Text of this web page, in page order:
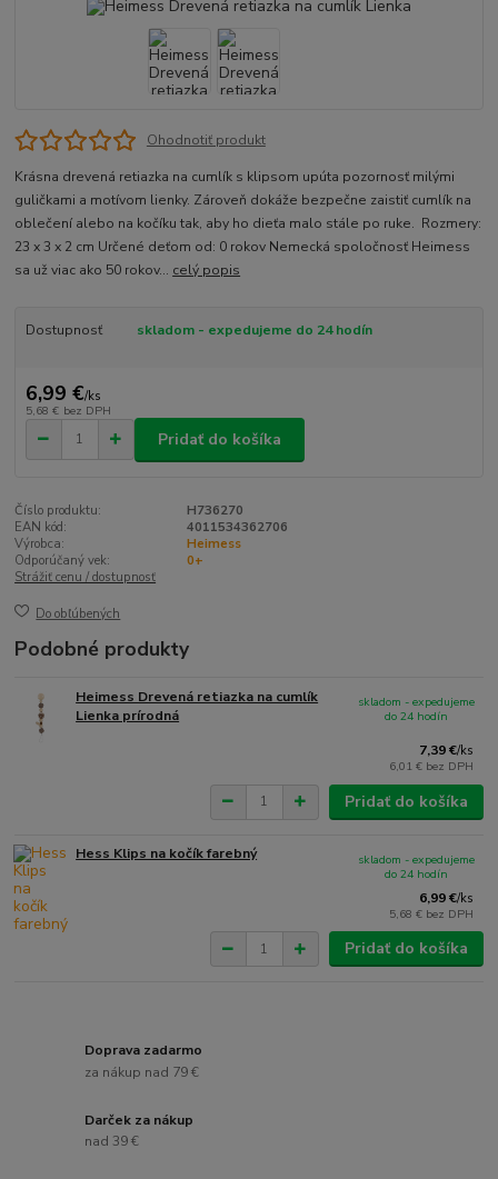
Ohodnotiť produkt
Krásna drevená retiazka na cumlík s klipsom upúta pozornosť milými
guličkami a motívom lienky. Zároveň dokáže bezpečne zaistiť cumlík na
oblečení alebo na kočíku tak, aby ho dieťa malo stále po ruke. Rozmery:
23 x 3 x 2 cm Určené deťom od: 0 rokov Nemecká spoločnosť Heimess
sa už viac ako 50 rokov... celý popis
Dostupnosť skladom - expedujeme do 24 hodín
6,99 €/ks
5,68 € bez DPH
Pridať do košíka
Číslo produktu:
H736270
EAN kód:
4011534362706
Výrobca:
Heimess
Odporúčaný vek:
0+
Strážiť cenu / dostupnosť
Do obľúbených
Podobné produkty
Heimess Drevená retiazka na cumlík
Lienka prírodná
7,39 €/ks
6,01 € bez DPH
skladom - expedujeme
do 24 hodín
Pridať do košíka
Hess Klips na kočík farebný
6,99 €/ks
5,68 € bez DPH
skladom - expedujeme
do 24 hodín
Pridať do košíka
Doprava zadarmo
za nákup nad 79 €
Darček za nákup
nad 39 €